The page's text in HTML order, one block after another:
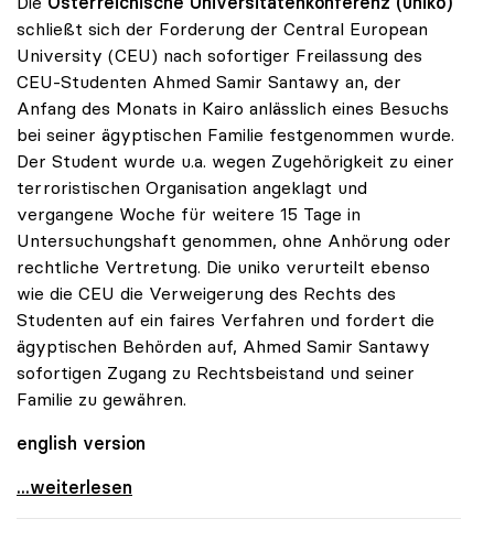
schließt sich der Forderung der Central European
University (CEU) nach sofortiger Freilassung des
CEU-Studenten Ahmed Samir Santawy an, der
Anfang des Monats in Kairo anlässlich eines Besuchs
bei seiner ägyptischen Familie festgenommen wurde.
Der Student wurde u.a. wegen Zugehörigkeit zu einer
terroristischen Organisation angeklagt und
vergangene Woche für weitere 15 Tage in
Untersuchungshaft genommen, ohne Anhörung oder
rechtliche Vertretung. Die uniko verurteilt ebenso
wie die CEU die Verweigerung des Rechts des
Studenten auf ein faires Verfahren und fordert die
ägyptischen Behörden auf, Ahmed Samir Santawy
sofortigen Zugang zu Rechtsbeistand und seiner
Familie zu gewähren.
english version
uniko fordert Freilassung und faires Verfahren für
...weiterlesen